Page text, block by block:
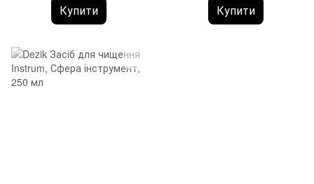
Купити Купити